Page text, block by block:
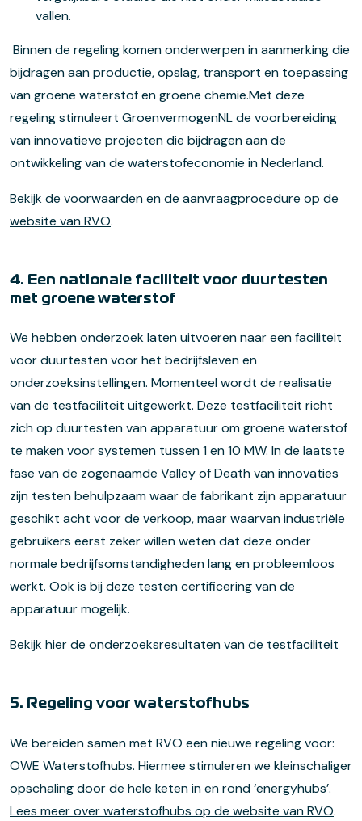
vallen.
Binnen de regeling komen onderwerpen in aanmerking die
bijdragen aan productie, opslag, transport en toepassing
van groene waterstof en groene chemie.Met deze
regeling stimuleert GroenvermogenNL de voorbereiding
van innovatieve projecten die bijdragen aan de
ontwikkeling van de waterstofeconomie in Nederland.
Bekijk de voorwaarden en de aanvraagprocedure op de
website van RVO.
4. Een nationale faciliteit voor duurtesten
met groene waterstof
We hebben onderzoek laten uitvoeren naar een faciliteit
voor duurtesten voor het bedrijfsleven en
onderzoeksinstellingen. Momenteel wordt de realisatie
van de testfaciliteit uitgewerkt. Deze testfaciliteit richt
zich op duurtesten van apparatuur om groene waterstof
te maken voor systemen tussen 1 en 10 MW. In de laatste
fase van de zogenaamde Valley of Death van innovaties
zijn testen behulpzaam waar de fabrikant zijn apparatuur
geschikt acht voor de verkoop, maar waarvan industriële
gebruikers eerst zeker willen weten dat deze onder
normale bedrijfsomstandigheden lang en probleemloos
werkt. Ook is bij deze testen certificering van de
apparatuur mogelijk.
Bekijk hier de onderzoeksresultaten van de testfaciliteit
5. Regeling voor waterstofhubs
We bereiden samen met RVO een nieuwe regeling voor:
OWE Waterstofhubs. Hiermee stimuleren we kleinschaliger
opschaling door de hele keten in en rond ‘energyhubs’.
Lees meer over waterstofhubs op de website van RVO.